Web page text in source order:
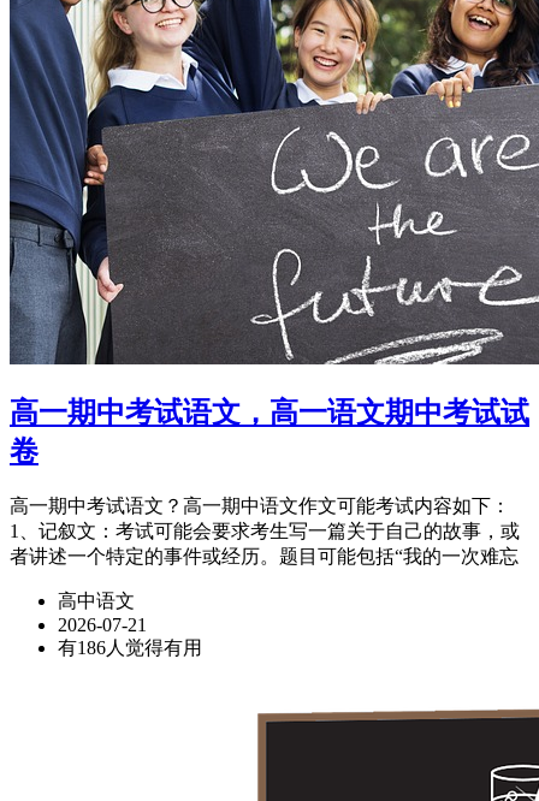
高一期中考试语文，高一语文期中考试试
卷
高一期中考试语文？高一期中语文作文可能考试内容如下：
1、记叙文：考试可能会要求考生写一篇关于自己的故事，或
者讲述一个特定的事件或经历。题目可能包括“我的一次难忘
高中语文
2026-07-21
有186人觉得有用